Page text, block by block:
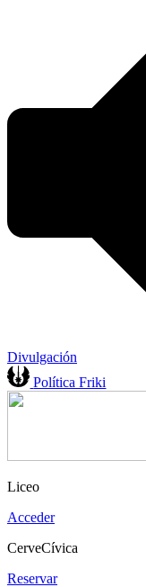
Divulgación
Política Friki
Liceo
Acceder
CerveCívica
Reservar